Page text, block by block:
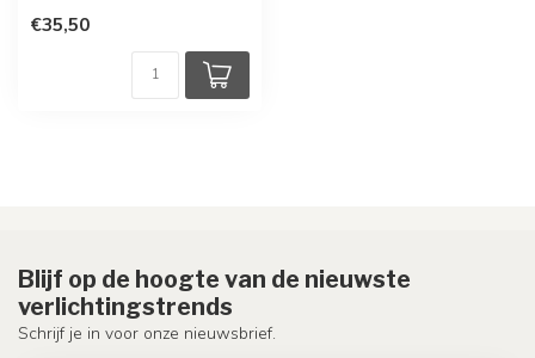
€35,50
Blijf op de hoogte van de nieuwste
verlichtingstrends
Schrijf je in voor onze nieuwsbrief.